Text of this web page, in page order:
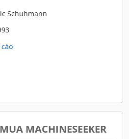
Schuhmann
MACHINESEEKER